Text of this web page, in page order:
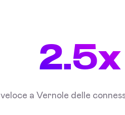
2.5x
veloce a Vernole delle